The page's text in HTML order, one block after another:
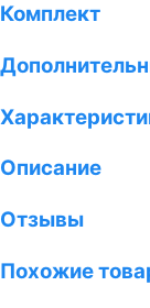
Комплект
Описание
Отзывы
Похожие